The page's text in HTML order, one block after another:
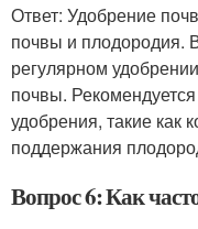
Ответ: Удобрение
почвы и плодородия.
регулярном
почвы.
удобрения, такие как
поддержания
Вопрос 6: Как